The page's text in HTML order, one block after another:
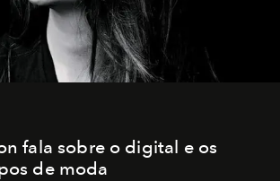
fala sobre o digital e os
de moda